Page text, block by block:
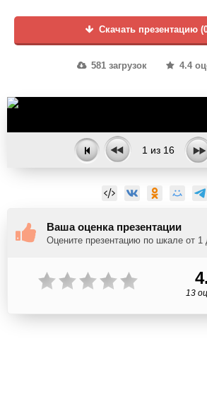
Скачать презентацию
581 загрузок 4.4
1 из 16
Ваша оценка презентации
Оцените презентацию по шкале от 1
13